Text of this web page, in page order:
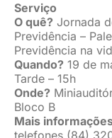
Serviço
O quê? Jornada
Previdência –
Previdência na
Quando? 19 de
Tarde – 15h
Onde?
Bloco B
Mais